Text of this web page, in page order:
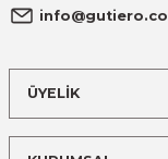
ÜYELİK